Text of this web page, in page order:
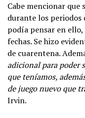
Cabe mencionar que
durante los periodos
podía pensar en ello,
fechas. Se hizo
de cuarentena.
adicional para poder
que teníamos,
de juego nuevo que
Irvin.